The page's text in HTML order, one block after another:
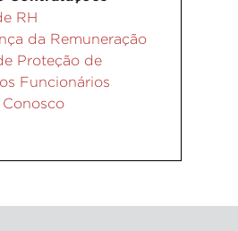
RH
da Remuneração
Proteção de
Funcionários
Conosco